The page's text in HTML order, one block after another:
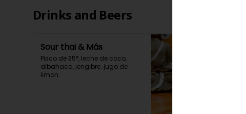
Drinks and Beers
Sour thai & Más
Pisco de 35°, leche de coco,
albahaca, jengibre. jugo de
limon.